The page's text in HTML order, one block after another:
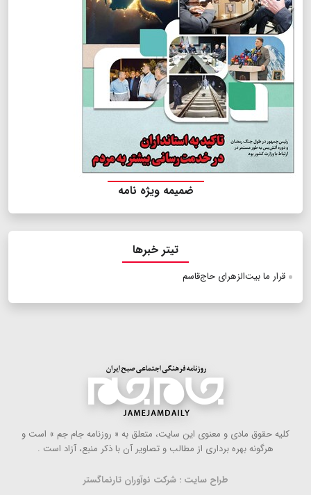
ضمیمه ویژه نامه
تیتر خبرها
قرار ما بیت‌الزهرای حاج‌قاسم
كلیه حقوق مادی و معنوی این سایت، متعلق به « روزنامه جام جم » است و
هرگونه بهره ‌برداری از مطالب و تصاویر آن با ذكر منبع، آزاد است .
طراح سایت : شرکت نوآوران تارنماگستر